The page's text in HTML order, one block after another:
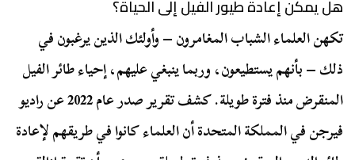
هل يمكن إعادة طيور الفيل إلى الحياة؟
تكهن العلماء الشباب المغامرون – وأولئك الذين يرغبون في
ذلك – بأنهم يستطيعون، وربما ينبغي عليهم، إحياء طائر الفيل
المنقرض منذ فترة طويلة. كشف تقرير صدر عام 2022 عن راديو
فيرجن في المملكة المتحدة أن العلماء كانوا في طريقهم لإعادة